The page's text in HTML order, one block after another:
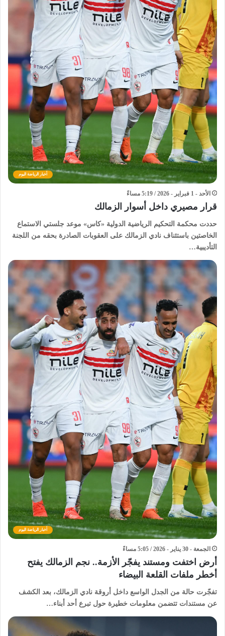
أخبار الرياضة اليوم
الأحد - 1 فبراير - 2026 / 5:19 مساءً
قرار مصيري داخل أسوار الزمالك
حددت محكمة التحكيم الرياضية الدولية «كاس» موعد جلستي الاستماع
الخاصتين باستئناف نادي الزمالك على العقوبات الصادرة بحقه من اللجنة
التأديبية…
أخبار الرياضة اليوم
الجمعة - 30 يناير - 2026 / 5:05 مساءً
أرض اختفت ومستند يفجّر الأزمة.. نجم الزمالك يفتح
أخطر ملفات القلعة البيضاء
تفجّرت حالة من الجدل الواسع داخل أروقة نادي الزمالك، بعد الكشف
عن مستندات تتضمن معلومات خطيرة حول تبرع أحد أبناء…